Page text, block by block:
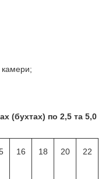
камери;
(бухтах) по 2,5 та 5,0
16 18 20 22